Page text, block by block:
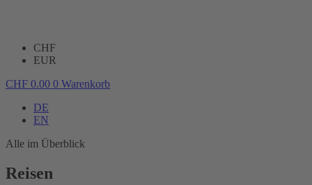
CHF
EUR
CHF 0.00 0 Warenkorb
DE
EN
Alle im Überblick
Reisen